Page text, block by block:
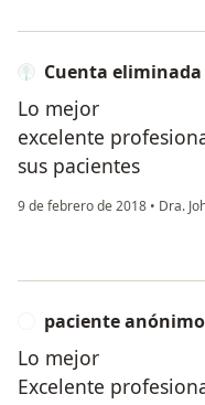
Cuenta eliminada
Lo mejor
excelente
sus pacientes
9 de febrero de 2018 • Dra.
paciente anónimo
Lo mejor
Excelente